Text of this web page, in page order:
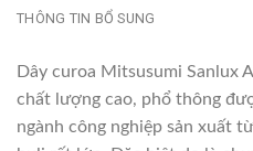
THÔNG TIN BỔ SUNG
Dây curoa Mitsusumi Sanlux
chất lượng cao, phổ thông
ngành công nghiệp sản xuất